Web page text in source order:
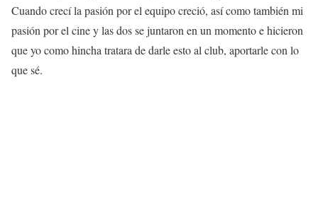
Cuando crecí la pasión por el equipo creció, así como también mi
pasión por el cine y las dos se juntaron en un momento e hicieron
que yo como hincha tratara de darle esto al club, aportarle con lo
que sé.